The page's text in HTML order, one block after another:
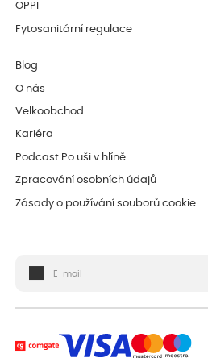
OPPI
Fytosanitární regulace
Blog
O nás
Velkoobchod
Kariéra
Podcast Po uši v hlíně
Zpracování osobních údajů
Zásady o používání souborů cookie